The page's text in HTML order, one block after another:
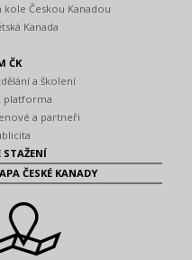
kole Českou Kanadou
Kanada
ČK
a školení
platforma
a partneři
STAŽENÍ
ČESKÉ KANADY